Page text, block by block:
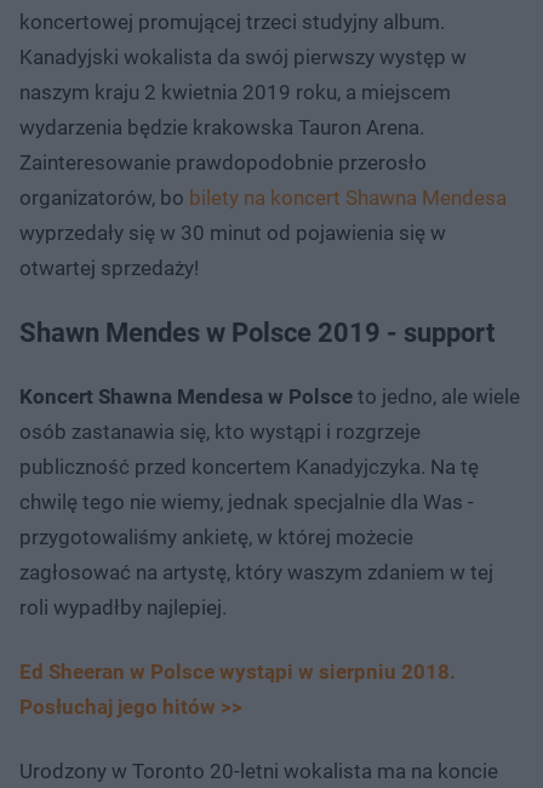
koncertowej promującej trzeci studyjny album.
Kanadyjski wokalista da swój pierwszy występ w
naszym kraju 2 kwietnia 2019 roku, a miejscem
wydarzenia będzie krakowska Tauron Arena.
Zainteresowanie prawdopodobnie przerosło
organizatorów, bo bilety na koncert Shawna Mendesa
wyprzedały się w 30 minut od pojawienia się w
otwartej sprzedaży!
Shawn Mendes w Polsce 2019 - support
Koncert Shawna Mendesa w Polsce to jedno, ale wiele
osób zastanawia się, kto wystąpi i rozgrzeje
publiczność przed koncertem Kanadyjczyka. Na tę
chwilę tego nie wiemy, jednak specjalnie dla Was -
przygotowaliśmy ankietę, w której możecie
zagłosować na artystę, który waszym zdaniem w tej
roli wypadłby najlepiej.
Ed Sheeran w Polsce wystąpi w sierpniu 2018.
Posłuchaj jego hitów >>
Urodzony w Toronto 20-letni wokalista ma na koncie